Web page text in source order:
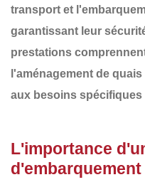
transport et
garantissant leur
prestations
l'aménagement de quais
aux besoins
L'importance